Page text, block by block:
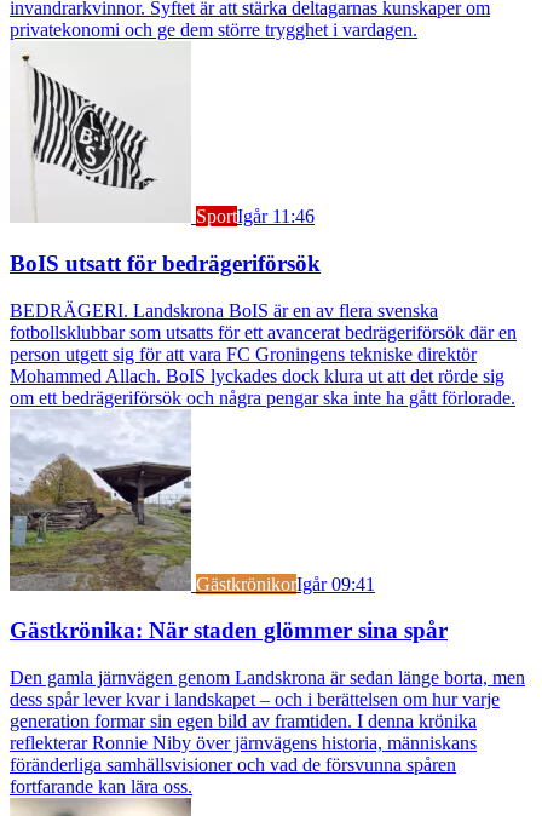
invandrarkvinnor. Syftet är att stärka deltagarnas kunskaper om
privatekonomi och ge dem större trygghet i vardagen.
SportIgår 11:46
BoIS utsatt för bedrägeriförsök
BEDRÄGERI. Landskrona BoIS är en av flera svenska
fotbollsklubbar som utsatts för ett avancerat bedrägeriförsök där en
person utgett sig för att vara FC Groningens tekniske direktör
Mohammed Allach. BoIS lyckades dock klura ut att det rörde sig
om ett bedrägeriförsök och några pengar ska inte ha gått förlorade.
GästkrönikorIgår 09:41
Gästkrönika: När staden glömmer sina spår
Den gamla järnvägen genom Landskrona är sedan länge borta, men
dess spår lever kvar i landskapet – och i berättelsen om hur varje
generation formar sin egen bild av framtiden. I denna krönika
reflekterar Ronnie Niby över järnvägens historia, människans
föränderliga samhällsvisioner och vad de försvunna spåren
fortfarande kan lära oss.